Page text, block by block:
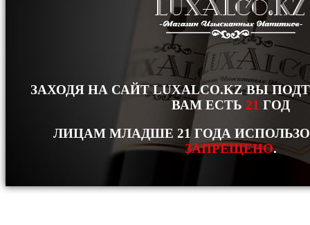
ЗАХОДЯ НА САЙТ LUXALCO.KZ ВЫ
ВАМ ЕСТЬ 21 ГОД
ЛИЦАМ МЛАДШЕ 21 ГОДА
ЗАПРЕЩЕНО.